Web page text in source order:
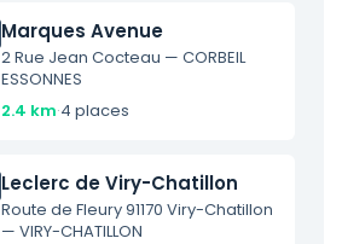
Marques Avenue
2 Rue Jean Cocteau — CORBEIL
ESSONNES
2.4 km·4 places
Leclerc de Viry-Chatillon
Route de Fleury 91170 Viry-Chatillon
— VIRY-CHATILLON